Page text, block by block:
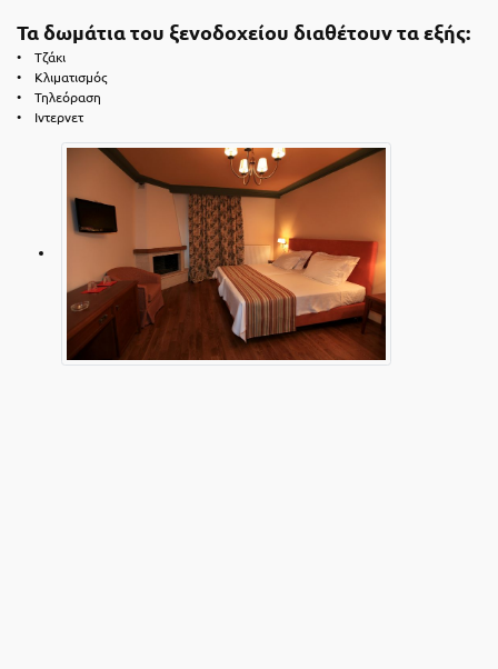
Τα δωμάτια του ξενοδοχείου διαθέτουν τα εξής:
• Τζάκι
• Κλιματισμός
• Τηλεόραση
• Ιντερνετ